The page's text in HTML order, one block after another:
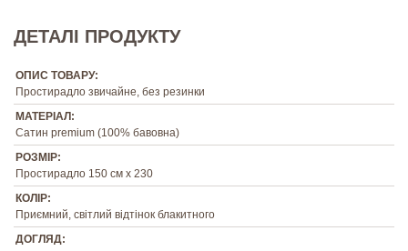
ДЕТАЛІ ПРОДУКТУ
ОПИС ТОВАРУ:
Простирадло звичайне, без резинки
МАТЕРІАЛ:
Сатин premium (100% бавовна)
РОЗМІР:
Простирадло 150 см х 230
КОЛІР:
Приємний, світлий відтінок блакитного
ДОГЛЯД: